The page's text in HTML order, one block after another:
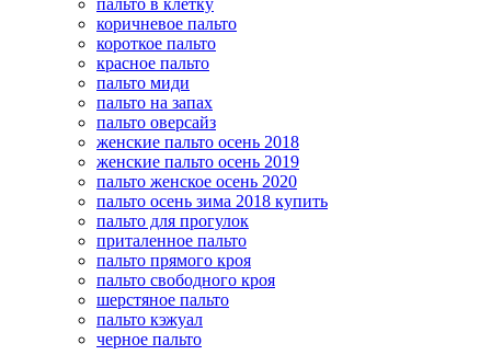
коричневое пальто
короткое пальто
красное пальто
пальто миди
пальто на запах
пальто оверсайз
женские пальто осень 2018
женские пальто осень 2019
пальто женское осень 2020
пальто осень зима 2018 купить
пальто для прогулок
приталенное пальто
пальто прямого кроя
пальто свободного кроя
шерстяное пальто
пальто кэжуал
черное пальто